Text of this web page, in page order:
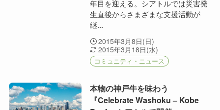
年目を迎える。シアトルでは災害発
生直後からさまざまな支援活動が
継...
2015年3月8日(日)
2015年3月18日(水)
コミュニティ・ニュース
本物の神戸牛を味わう
『Celebrate Washoku – Kobe